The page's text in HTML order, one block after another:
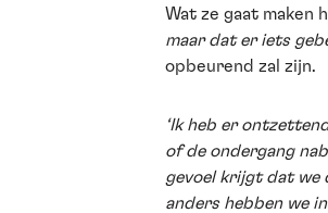
Wat ze gaat maken
maar dat er iets
opbeurend zal zijn.
‘Ik heb er
of de ondergang
gevoel krijgt dat we
anders hebben we in